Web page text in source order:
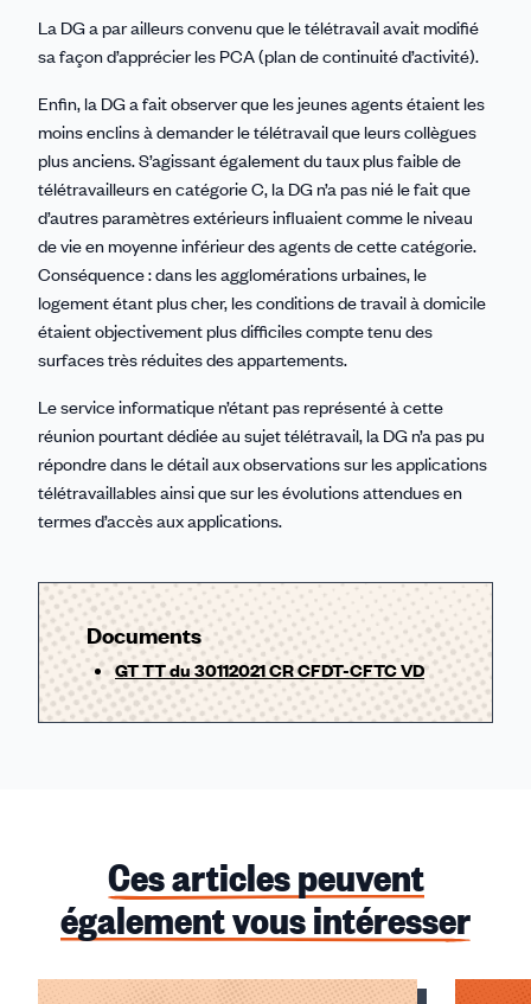
La DG a par ailleurs convenu que le télétravail avait modifié
sa façon d’apprécier les PCA (plan de continuité d’activité).
Enfin, la DG a fait observer que les jeunes agents étaient les
moins enclins à demander le télétravail que leurs collègues
plus anciens. S’agissant également du taux plus faible de
télétravailleurs en catégorie C, la DG n’a pas nié le fait que
d’autres paramètres extérieurs influaient comme le niveau
de vie en moyenne inférieur des agents de cette catégorie.
Conséquence : dans les agglomérations urbaines, le
logement étant plus cher, les conditions de travail à domicile
étaient objectivement plus difficiles compte tenu des
surfaces très réduites des appartements.
Le service informatique n’étant pas représenté à cette
réunion pourtant dédiée au sujet télétravail, la DG n’a pas pu
répondre dans le détail aux observations sur les applications
télétravaillables ainsi que sur les évolutions attendues en
termes d’accès aux applications.
Documents
GT TT du 30112021 CR CFDT-CFTC VD
Ces articles peuvent
également vous intéresser